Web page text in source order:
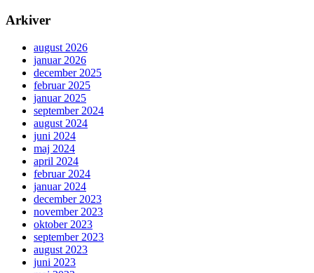
Arkiver
august 2026
januar 2026
december 2025
februar 2025
januar 2025
september 2024
august 2024
juni 2024
maj 2024
april 2024
februar 2024
januar 2024
december 2023
november 2023
oktober 2023
september 2023
august 2023
juni 2023